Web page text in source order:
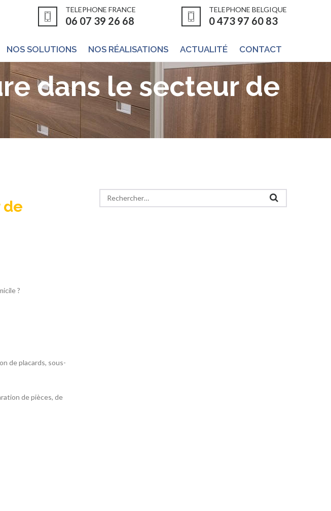
TELEPHONE FRANCE
06 07 39 26 68
TELEPHONE BELGIQUE
0 473 97 60 83
NOS SOLUTIONS NOS RÉALISATIONS ACTUALITÉ CONTACT
dans le secteur de
de
?
de placards, sous-
de pièces, de